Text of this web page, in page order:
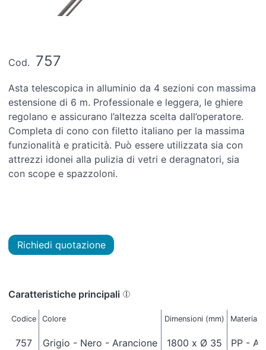
Cod. 757
Asta telescopica in alluminio da 4 sezioni con massima
estensione di 6 m. Professionale e leggera, le ghiere
regolano e assicurano l’altezza scelta dall’operatore.
Completa di cono con filetto italiano per la massima
funzionalità e praticità. Può essere utilizzata sia con
attrezzi idonei alla pulizia di vetri e deragnatori, sia
con scope e spazzoloni.
Richiedi quotazione
Caratteristiche principali
Codice Colore Dimensioni (mm) Materiale
757 Grigio - Nero - Arancione 1800 x Ø 35 PP - AL